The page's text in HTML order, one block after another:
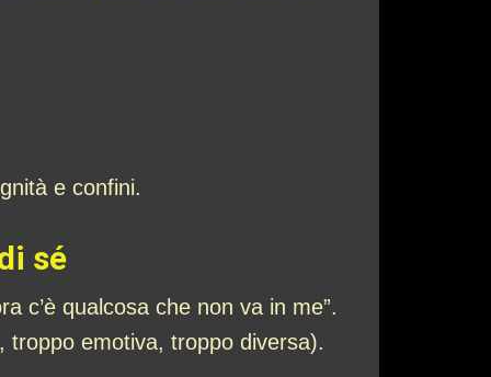
e confini.
sé
c’è qualcosa che non va in me”.
troppo emotiva, troppo diversa).